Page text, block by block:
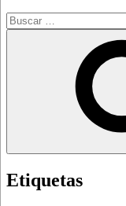
Buscar
por:
Etiquetas